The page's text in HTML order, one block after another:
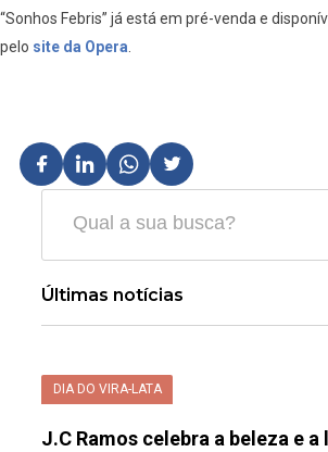
“Sonhos Febris” já está em pré-venda e
pelo site da Opera.
Últimas notícias
DIA DO VIRA-LATA
J.C Ramos celebra a beleza e